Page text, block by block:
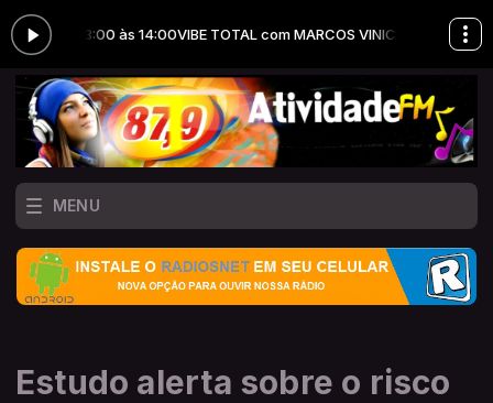
das 13:00 às 14:00VIBE TOTAL com MARCOS VINICIUS das 13:00 às
MENU
Estudo alerta sobre o risco